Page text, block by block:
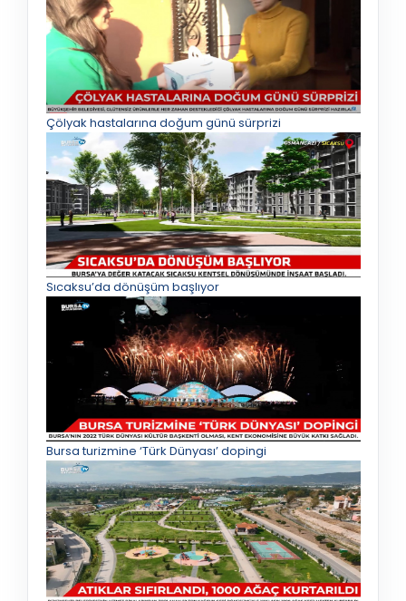
Çölyak hastalarına doğum günü sürprizi
Sıcaksu’da dönüşüm başlıyor
Bursa turizmine ‘Türk Dünyası’ dopingi